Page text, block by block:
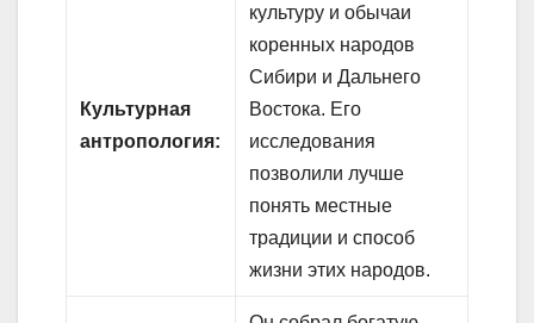
Культурная
антропология:
культуру и обычаи
коренных народов
Сибири и Дальнего
Востока. Его
исследования
позволили лучше
понять местные
традиции и способ
жизни этих народов.